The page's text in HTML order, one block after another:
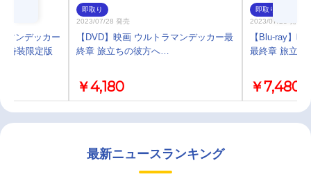
マンデッカー
特装限定版
即取り
2023/07/28 発売
【DVD】映画 ウルトラマンデッカー最
終章 旅立ちの彼方へ…
￥4,180
即取り
2023/07/28 発売
【Blu-ray】
最終章 旅立
￥7,480
最新ニュースランキング